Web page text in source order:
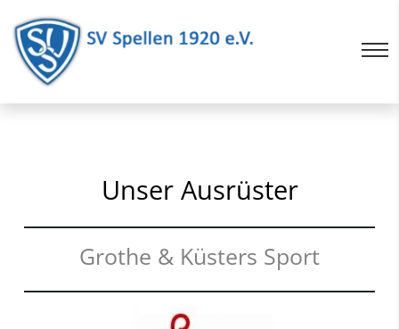
Unser Ausrüster
Grothe & Küsters Sport